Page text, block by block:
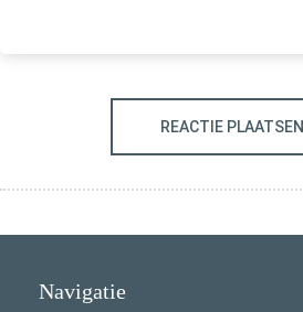
REACTIE PLAATSEN
Navigatie